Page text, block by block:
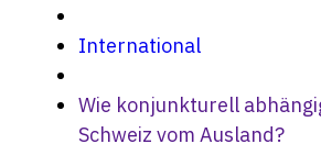
International
Wie konjunkturell
Schweiz vom Ausland?